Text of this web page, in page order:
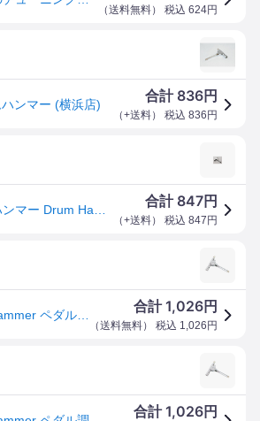
（送料無料） 税込 624円
ンマー (横浜店)
合計 836円
（+送料） 税込 836 円
合計 847円
（+送料） 税込 847 円
合計1,026円
（送料無料） 税込 1,026 円
合計1,026円